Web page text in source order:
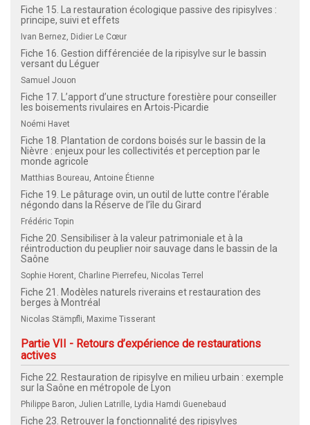
Fiche 15. La restauration écologique passive des ripisylves :
principe, suivi et effets
Ivan Bernez, Didier Le Cœur
Fiche 16. Gestion différenciée de la ripisylve sur le bassin
versant du Léguer
Samuel Jouon
Fiche 17. L’apport d’une structure forestière pour conseiller
les boisements rivulaires en Artois-Picardie
Noémi Havet
Fiche 18. Plantation de cordons boisés sur le bassin de la
Nièvre : enjeux pour les collectivités et perception par le
monde agricole
Matthias Boureau, Antoine Étienne
Fiche 19. Le pâturage ovin, un outil de lutte contre l’érable
négondo dans la Réserve de l’île du Girard
Frédéric Topin
Fiche 20. Sensibiliser à la valeur patrimoniale et à la
réintroduction du peuplier noir sauvage dans le bassin de la
Saône
Sophie Horent, Charline Pierrefeu, Nicolas Terrel
Fiche 21. Modèles naturels riverains et restauration des
berges à Montréal
Nicolas Stämpfli, Maxime Tisserant
Partie VII - Retours d’expérience de restaurations
actives
Fiche 22. Restauration de ripisylve en milieu urbain : exemple
sur la Saône en métropole de Lyon
Philippe Baron, Julien Latrille, Lydia Hamdi Guenebaud
Fiche 23. Retrouver la fonctionnalité des ripisylves